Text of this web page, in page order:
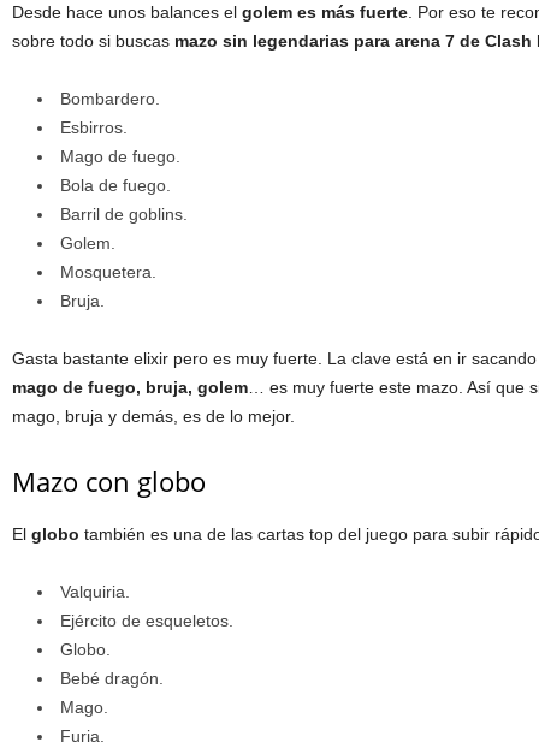
Desde hace unos balances el golem es más fuerte. Por eso te
sobre todo si buscas mazo sin legendarias para arena 7 de Clash
Bombardero.
Esbirros.
Mago de fuego.
Bola de fuego.
Barril de goblins.
Golem.
Mosquetera.
Bruja.
Gasta bastante elixir pero es muy fuerte. La clave está en ir
mago de fuego, bruja, golem… es muy fuerte este mazo. Así que
mago, bruja y demás, es de lo mejor.
Mazo con globo
El globo también es una de las cartas top del juego para subir
Valquiria.
Ejército de esqueletos.
Globo.
Bebé dragón.
Mago.
Furia.